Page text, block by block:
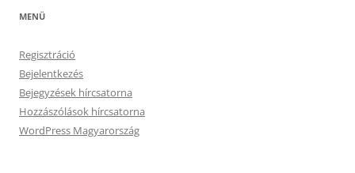
MENÜ
Regisztráció
Bejelentkezés
Bejegyzések hírcsatorna
Hozzászólások hírcsatorna
WordPress Magyarország